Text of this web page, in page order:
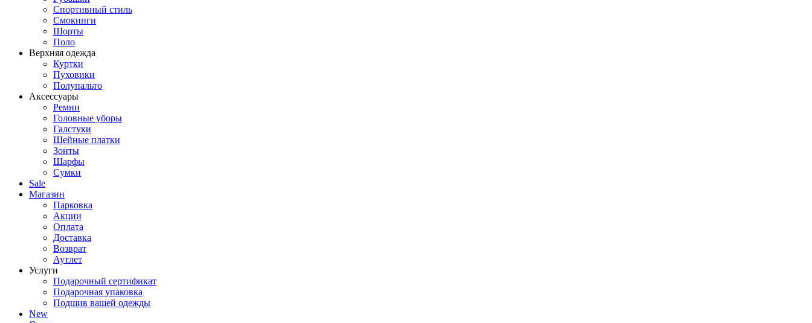
Спортивный стиль
Смокинги
Шорты
Поло
Верхняя одежда
Куртки
Пуховики
Полупальто
Аксессуары
Ремни
Головные уборы
Галстуки
Шейные платки
Зонты
Шарфы
Сумки
Sale
Магазин
Парковка
Акции
Оплата
Доставка
Возврат
Аутлет
Услуги
Подарочный сертификат
Подарочная упаковка
Подшив вашей одежды
New